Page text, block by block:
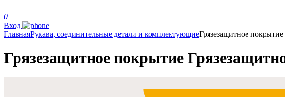
0
Вход
ГлавнаяРукава, соединительные детали и комплектующиеГрязезащитное покрытие
Грязезащитное покрытие